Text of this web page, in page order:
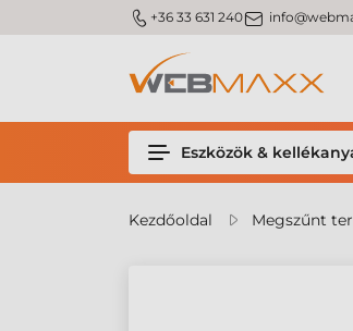
m_phone +36 33 631 240m_email
Eszközök &
Kezdőoldal Megszűnt